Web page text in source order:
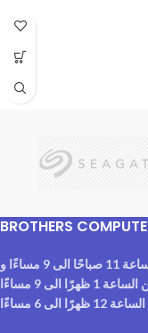
BROTHERS
المعرض : طوال الاسبوع السبت للخميس من الساعة 11 صباحًا الى 9 مساءًا و
الى 9 مساءًا
6 مساءًا